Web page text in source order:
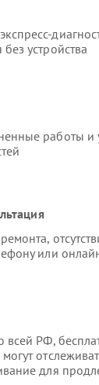
устройства
работы и
или
всей РФ,
для